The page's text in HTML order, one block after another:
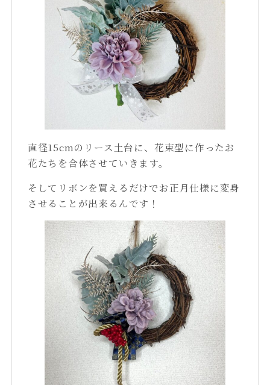
直径15cmのリース土台に、花束型に作ったお
花たちを合体させていきます。
そしてリボンを買えるだけでお正月仕様に変身
させることが出来るんです！